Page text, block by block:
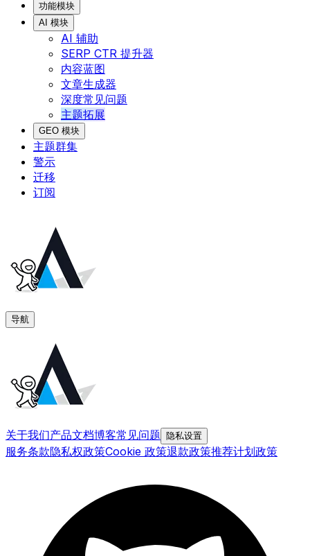
功能模块
AI 模块
AI 辅助
SERP CTR 提升器
内容蓝图
文章生成器
深度常见问题
主题拓展
GEO 模块
主题群集
警示
迁移
订阅
导航
关于我们产品文档博客常见问题 隐私设置
服务条款隐私权政策Cookie 政策退款政策推荐计划政策